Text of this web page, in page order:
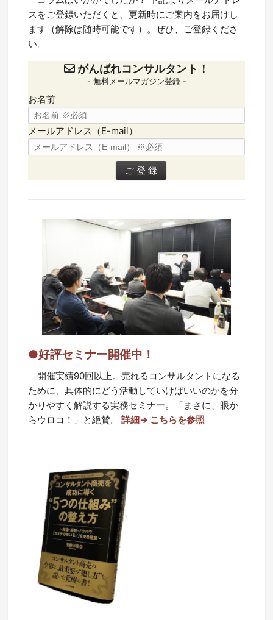
スをご登録いただくと、更新時にご案内をお届けし
ます（解除は随時可能です）。ぜひ、ご登録くださ
い。
がんばれコンサルタント！
- 無料メールマガジン登録 -
お名前
メールアドレス（E-mail）
●好評セミナー開催中！
開催実績90回以上。売れるコンサルタントになる
ために、具体的にどう活動していけばいいのかを分
かりやすく解説する実務セミナー。「まさに、眼か
らウロコ！」と絶賛。
詳細→ こちらを参照